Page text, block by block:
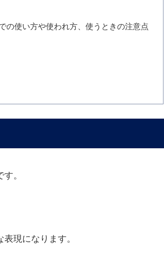
の使い方や使われ方、使うときの注意点
。
表現になります。